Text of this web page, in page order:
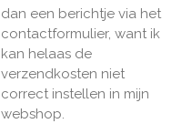
dan een berichtje via het
contactformulier, want ik
kan helaas de
verzendkosten niet
correct instellen in mijn
webshop.